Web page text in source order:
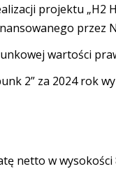
projektu „H2
przez
wartości
2” za 2024 rok
netto w wysokości